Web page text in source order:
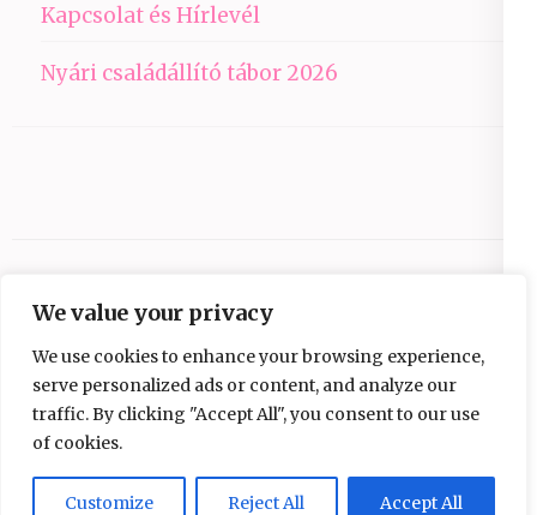
We value your privacy
We use cookies to enhance your browsing experience,
serve personalized ads or content, and analyze our
traffic. By clicking "Accept All", you consent to our use
of cookies.
Customize Reject All Accept All
Kapcsolat és Hírlevél
Nyári családállító tábor 2026
Copyright © 2026Ezüst-Híd.
Elegant Pink
Developed By